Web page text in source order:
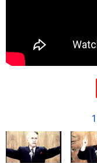
1